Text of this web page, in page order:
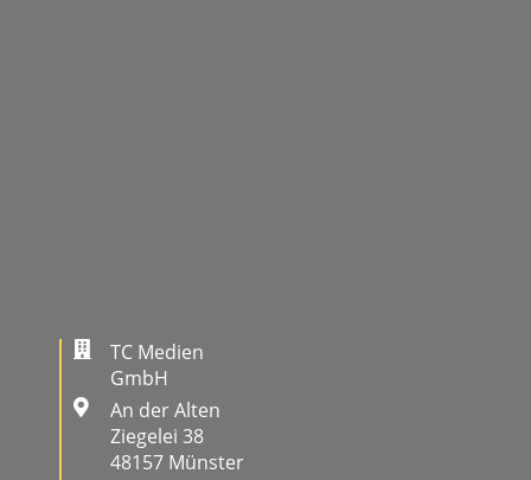
TC Medien
GmbH
An der Alten
Ziegelei 38
48157 Münster